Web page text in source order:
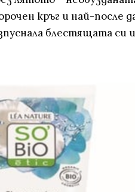
кръг и най-после
блестящата си и